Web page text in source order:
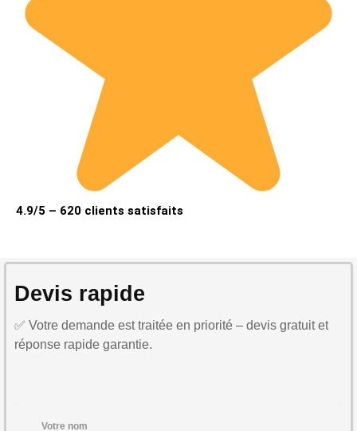
4.9/5 – 620 clients satisfaits
Devis rapide
✅ Votre demande est traitée en priorité – devis gratuit et
réponse rapide garantie.
Votre nom